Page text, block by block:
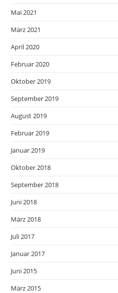
Mai 2021
März 2021
April 2020
Februar 2020
Oktober 2019
September 2019
August 2019
Februar 2019
Januar 2019
Oktober 2018
September 2018
Juni 2018
März 2018
Juli 2017
Januar 2017
Juni 2015
März 2015